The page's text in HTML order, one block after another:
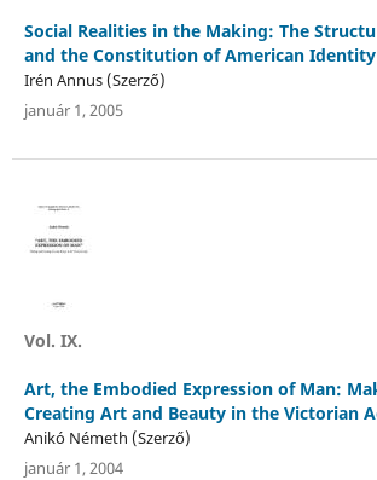
Social Realities in the Making: The
and the Constitution of American Identity
Irén Annus (Szerző)
január 1, 2005
Vol. IX.
Art, the Embodied Expression of Man:
Creating Art and Beauty in the Victorian
Anikó Németh (Szerző)
január 1, 2004